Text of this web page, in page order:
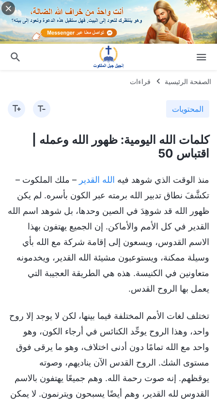
الصفحة الرئيسية قراءات
المحتويات
كلمات الله اليومية: ظهور الله وعمله |
اقتباس 50
منذ الوقت الذي شوهد فيه الله القدير – ملك الملكوت –
تكشَّفَ نطاق تدبير الله برمته عبر الكون بأسره. لم يكن
ظهور الله قد شوهِدَ في الصين وحدها، بل شوهد اسم الله
القدير في كل الأمم والأماكن. إن الجميع يهتفون بهذا
الاسم القدوس، ويسعون إلى إقامة شركة مع الله بأي
وسيلة ممكنة، ويستوعبون مشيئة الله القدير، ويخدمونه
متعاونين في الكنيسة. هذه هي الطريقة العجيبة التي
يعمل بها الروح القدس.
تختلف لغات الأمم المختلفة فيما بينها، لكن لا يوجد إلا روح
واحد، وهذا الروح يوحِّد الكنائس في أرجاء الكون، وهو
واحد مع الله تمامًا دون أدنى اختلاف، وهو ما يرقى فوق
مستوى الشك. الروح القدس الآن يناديهم، وصوته
يوقظهم. إنه صوت رحمة الله. وهم جميعًا يهتفون بالاسم
القدوس لله القدير، وهم أيضًا يسبحون ويترنمون. لا يمكن